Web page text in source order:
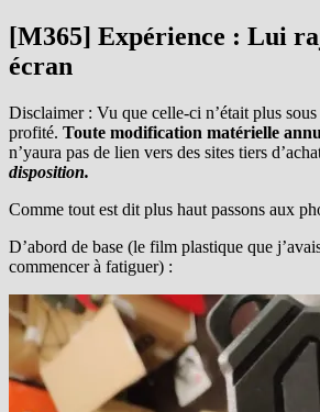
[M365] Expérience : Lui
écran
Disclaimer : Vu que celle-ci n’était plus sous
profité. Toute modification matérielle
n’yaura pas de lien vers des sites tiers
disposition.
Comme tout est dit plus haut passons aux
D’abord de base (le film plastique que
commencer à fatiguer) :